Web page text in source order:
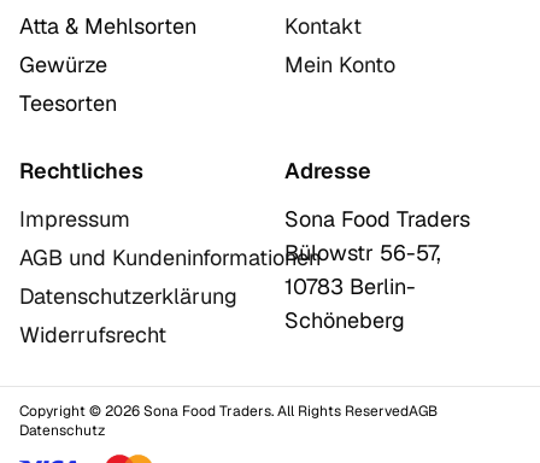
Atta & Mehlsorten
Gewürze
Teesorten
Kontakt
Mein Konto
Rechtliches
Impressum
AGB und Kundeninformationen
Datenschutzerklärung
Widerrufsrecht
Adresse
Sona Food Traders
Bülowstr 56-57,
10783 Berlin-
Schöneberg
Copyright © 2026 Sona Food Traders. All Rights ReservedAGB
Datenschutz